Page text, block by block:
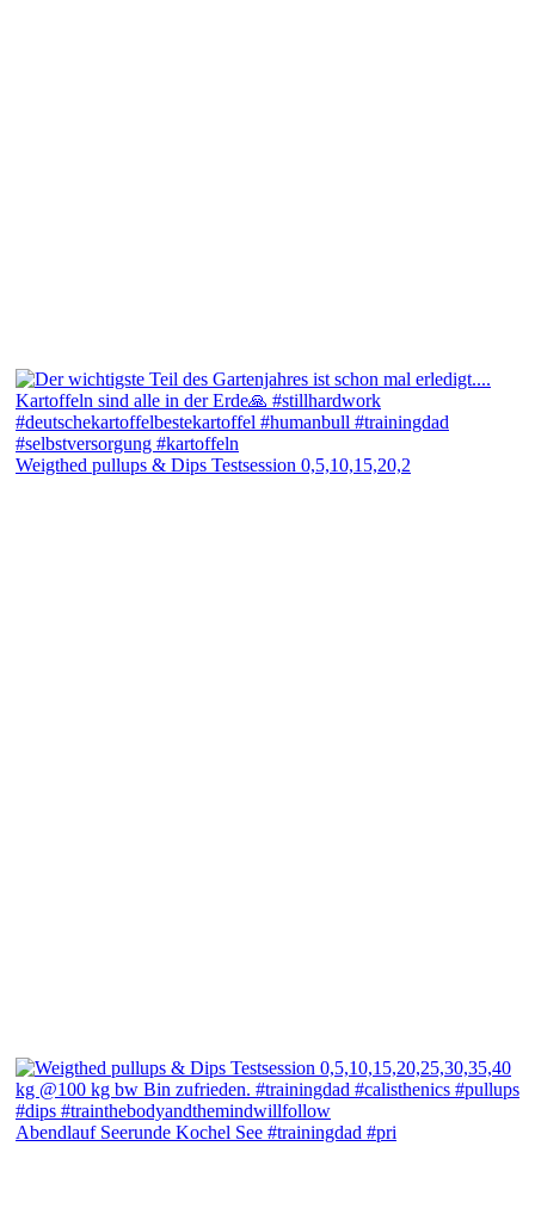
Weigthed pullups & Dips Testsession 0,5,10,15,20,2
Abendlauf Seerunde Kochel See #trainingdad #pri